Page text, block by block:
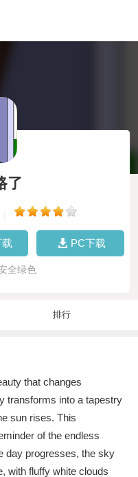
了
PC下载
全绿色
排行
that changes
transforms into a tapestry
sun rises. This
of the endless
day progresses, the sky
with fluffy white clouds